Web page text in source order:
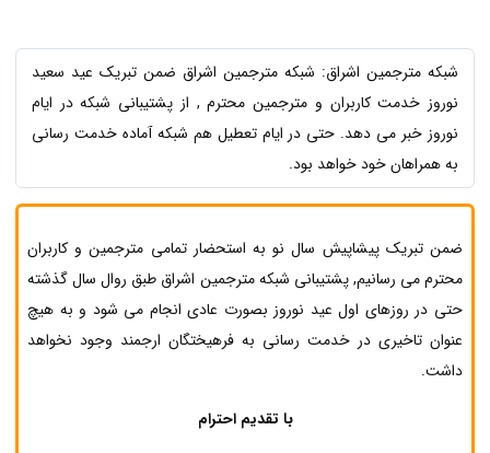
شبکه مترجمین اشراق: شبکه مترجمین اشراق ضمن تبریک عید سعید
نوروز خدمت کاربران و مترجمین محترم , از پشتیبانی شبکه در ایام
نوروز خبر می دهد. حتی در ایام تعطیل هم شبکه آماده خدمت رسانی
به همراهان خود خواهد بود.
ضمن تبریک پیشاپیش سال نو به استحضار تمامی مترجمین و کاربران
محترم می رسانیم, پشتیبانی شبکه مترجمین اشراق طبق روال سال گذشته
حتی در روزهای اول عید نوروز بصورت عادی انجام می شود و به هیچ
عنوان تاخیری در خدمت رسانی به فرهیختگان ارجمند وجود نخواهد
داشت.
با تقدیم احترام